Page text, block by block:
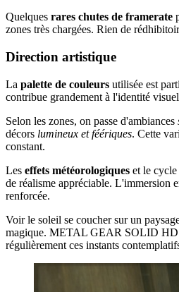
Quelques rares chutes de framerate
zones très chargées. Rien de
Direction artistique
La palette de couleurs utilisée est
contribue grandement à l'identité
Selon les zones, on passe d'ambiances
décors lumineux et féériques. Cette
constant.
Les effets météorologiques et le
de réalisme appréciable. L'immersion
renforcée.
Voir le soleil se coucher sur un
magique. METAL GEAR SOLID
régulièrement ces instants